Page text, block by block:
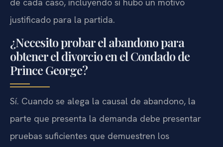
justificado para la partida.
¿Necesito probar el abandono para
obtener el divorcio en el Condado de
Prince George?
Sí. Cuando se alega la causal de abandono, la
parte que presenta la demanda debe presentar
pruebas suficientes que demuestren los